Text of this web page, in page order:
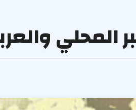
المحلي